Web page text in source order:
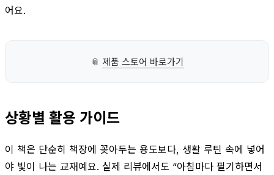
어요.
📎 제품 스토어 바로가기
상황별 활용 가이드
이 책은 단순히 책장에 꽂아두는 용도보다, 생활 루틴 속에 넣어
야 빛이 나는 교재예요. 실제 리뷰에서도 “아침마다 필기하면서